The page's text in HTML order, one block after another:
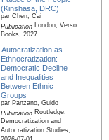
(Kinshasa, DRC)
par Chen, Cai
PublicationLondon, Verso
Books, 2027
Autocratization as
Ethnocratization:
Democratic Decline
and Inequalities
Between Ethnic
Groups
par Panzano, Guido
PublicationRoutledge.
Democratization and
Autocratization Studies,